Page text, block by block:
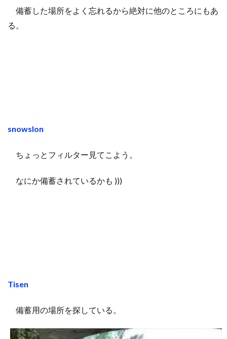
備蓄した場所をよく忘れるから絶対に他のところにもあ
る。
snowslon
ちょっとフィルター見てこよう。
なにか備蓄されているかも )))
Tisen
備蓄用の場所を探している。